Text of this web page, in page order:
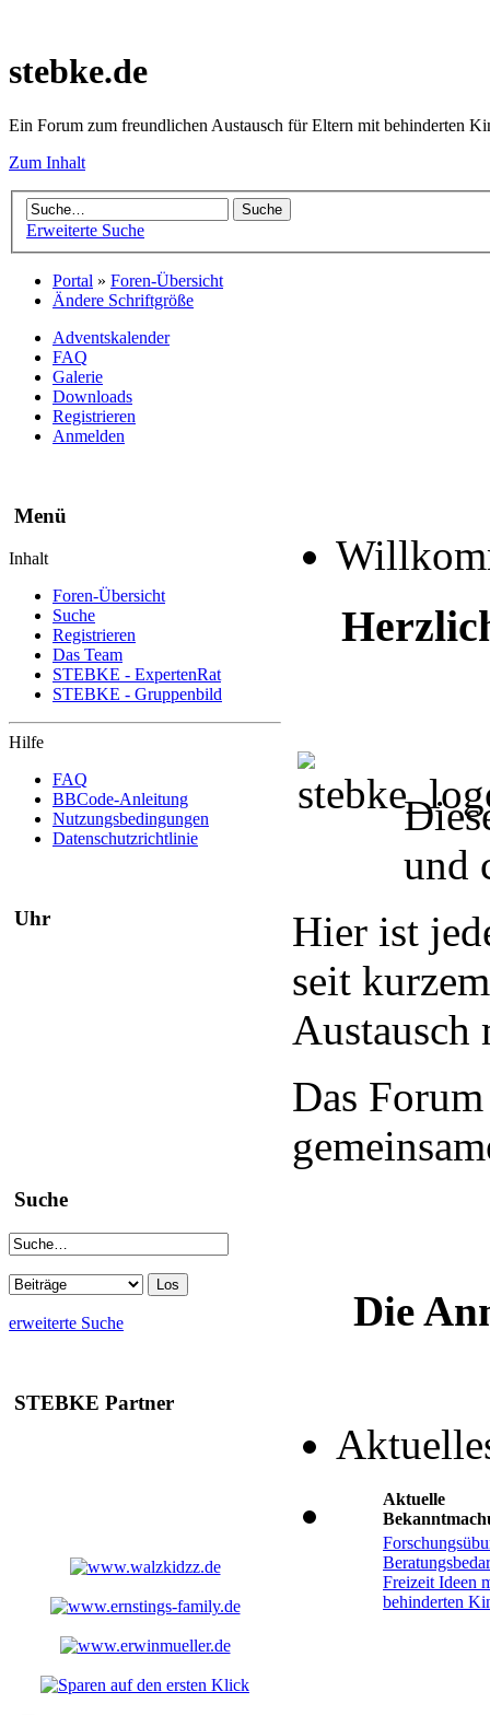
stebke.de
Ein Forum zum freundlichen Austausch für Eltern mit behinderten
Zum Inhalt
Erweiterte Suche
Portal » Foren-Übersicht
Ändere Schriftgröße
Adventskalender
FAQ
Galerie
Downloads
Registrieren
Anmelden
Menü
Inhalt
Foren-Übersicht
Suche
Registrieren
Das Team
STEBKE - ExpertenRat
STEBKE - Gruppenbild
Hilfe
FAQ
BBCode-Anleitung
Nutzungsbedingungen
Datenschutzrichtlinie
Uhr
Suche
erweiterte Suche
STEBKE Partner
und
Hier ist
seit
Austausch
Das
Die
Aktuelle
Freizeit Ideen
behinderten